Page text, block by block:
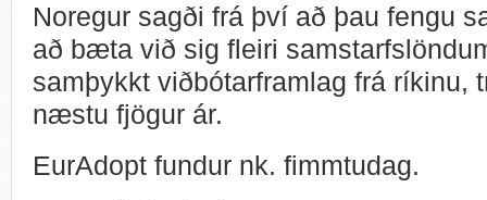
Noregur sagði frá því að þau fengu
að bæta við sig fleiri
samþykkt viðbótarframlag frá ríkinu,
næstu fjögur ár.
EurAdopt fundur nk. fimmtudag.